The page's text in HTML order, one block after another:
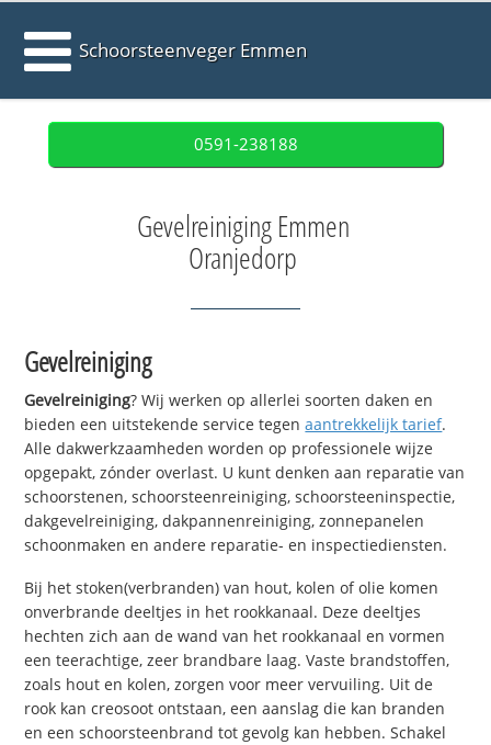
Schoorsteenveger Emmen
0591-238188
Gevelreiniging Emmen
Oranjedorp
Gevelreiniging
Gevelreiniging? Wij werken op allerlei soorten daken en
bieden een uitstekende service tegenaantrekkelijk tarief.
Alle dakwerkzaamheden worden op professionele wijze
opgepakt, zónder overlast. U kunt denken aan reparatie van
schoorstenen, schoorsteenreiniging, schoorsteeninspectie,
dakgevelreiniging, dakpannenreiniging, zonnepanelen
schoonmaken en andere reparatie- en inspectiediensten.
Bij het stoken(verbranden) van hout, kolen of olie komen
onverbrande deeltjes in het rookkanaal. Deze deeltjes
hechten zich aan de wand van het rookkanaal en vormen
een teerachtige, zeer brandbare laag. Vaste brandstoffen,
zoals hout en kolen, zorgen voor meer vervuiling. Uit de
rook kan creosoot ontstaan, een aanslag die kan branden
en een schoorsteenbrand tot gevolg kan hebben. Schakel